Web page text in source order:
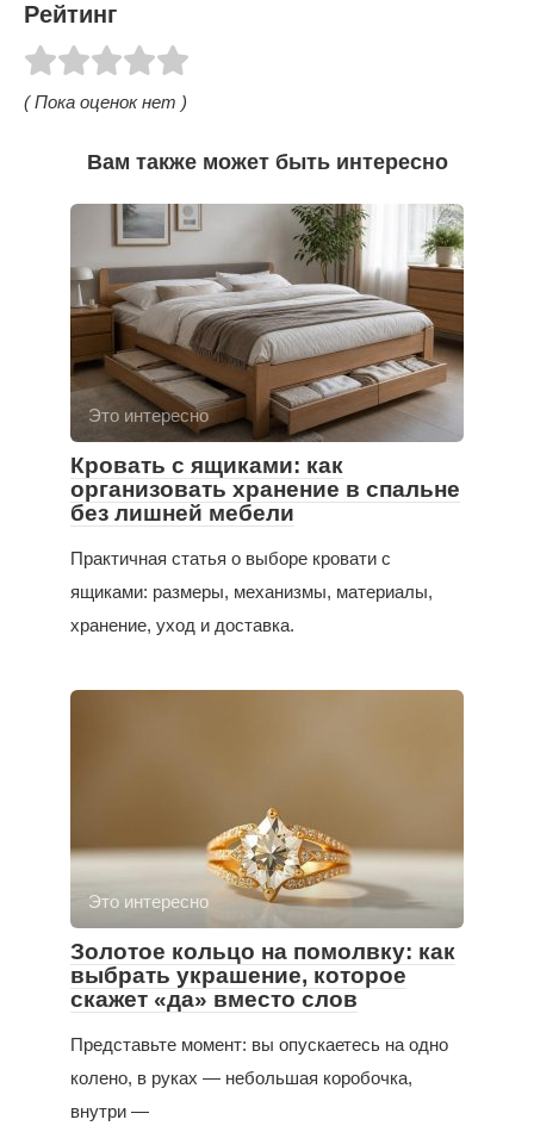
Рейтинг
( Пока оценок нет )
Вам также может быть интересно
Это интересно
Кровать с ящиками: как
организовать хранение в спальне
без лишней мебели
Практичная статья о выборе кровати с
ящиками: размеры, механизмы, материалы,
хранение, уход и доставка.
Это интересно
Золотое кольцо на помолвку: как
выбрать украшение, которое
скажет «да» вместо слов
Представьте момент: вы опускаетесь на одно
колено, в руках — небольшая коробочка,
внутри —